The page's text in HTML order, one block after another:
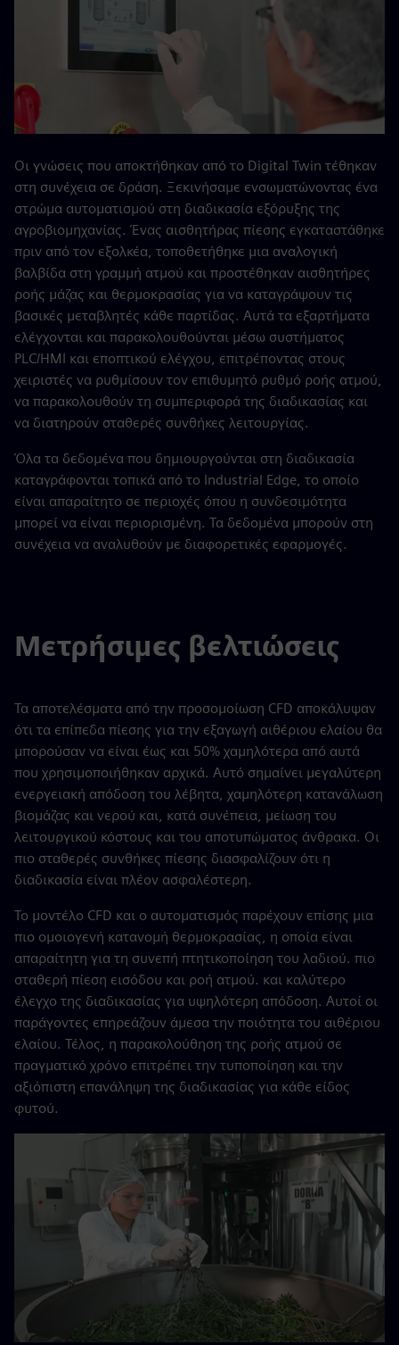
Οι γνώσεις που αποκτήθηκαν από το Digital Twin τέθηκαν
στη συνέχεια σε δράση. Ξεκινήσαμε ενσωματώνοντας ένα
στρώμα αυτοματισμού στη διαδικασία εξόρυξης της
αγροβιομηχανίας. Ένας αισθητήρας πίεσης εγκαταστάθηκε
πριν από τον εξολκέα, τοποθετήθηκε μια αναλογική
βαλβίδα στη γραμμή ατμού και προστέθηκαν αισθητήρες
ροής μάζας και θερμοκρασίας για να καταγράψουν τις
βασικές μεταβλητές κάθε παρτίδας. Αυτά τα εξαρτήματα
ελέγχονται και παρακολουθούνται μέσω συστήματος
PLC/HMI και εποπτικού ελέγχου, επιτρέποντας στους
χειριστές να ρυθμίσουν τον επιθυμητό ρυθμό ροής ατμού,
να παρακολουθούν τη συμπεριφορά της διαδικασίας και
να διατηρούν σταθερές συνθήκες λειτουργίας.
Όλα τα δεδομένα που δημιουργούνται στη διαδικασία
καταγράφονται τοπικά από το Industrial Edge, το οποίο
είναι απαραίτητο σε περιοχές όπου η συνδεσιμότητα
μπορεί να είναι περιορισμένη. Τα δεδομένα μπορούν στη
συνέχεια να αναλυθούν με διαφορετικές εφαρμογές.
Μετρήσιμες βελτιώσεις
Τα αποτελέσματα από την προσομοίωση CFD αποκάλυψαν
ότι τα επίπεδα πίεσης για την εξαγωγή αιθέριου ελαίου θα
μπορούσαν να είναι έως και 50% χαμηλότερα από αυτά
που χρησιμοποιήθηκαν αρχικά. Αυτό σημαίνει μεγαλύτερη
ενεργειακή απόδοση του λέβητα, χαμηλότερη κατανάλωση
βιομάζας και νερού και, κατά συνέπεια, μείωση του
λειτουργικού κόστους και του αποτυπώματος άνθρακα. Οι
πιο σταθερές συνθήκες πίεσης διασφαλίζουν ότι η
διαδικασία είναι πλέον ασφαλέστερη.
Το μοντέλο CFD και ο αυτοματισμός παρέχουν επίσης μια
πιο ομοιογενή κατανομή θερμοκρασίας, η οποία είναι
απαραίτητη για τη συνεπή πτητικοποίηση του λαδιού. πιο
σταθερή πίεση εισόδου και ροή ατμού. και καλύτερο
έλεγχο της διαδικασίας για υψηλότερη απόδοση. Αυτοί οι
παράγοντες επηρεάζουν άμεσα την ποιότητα του αιθέριου
ελαίου. Τέλος, η παρακολούθηση της ροής ατμού σε
πραγματικό χρόνο επιτρέπει την τυποποίηση και την
αξιόπιστη επανάληψη της διαδικασίας για κάθε είδος
φυτού.